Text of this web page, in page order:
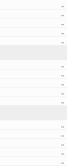
..
..
..
..
..
..
..
..
..
..
..
..
..
..
..